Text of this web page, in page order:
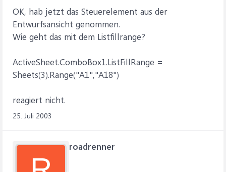
OK, hab jetzt das Steuerelement aus der
Entwurfsansicht genommen.
Wie geht das mit dem Listfillrange?
ActiveSheet.ComboBox1.ListFillRange =
Sheets(3).Range("A1","A18")
reagiert nicht.
25. Juli 2003
roadrenner